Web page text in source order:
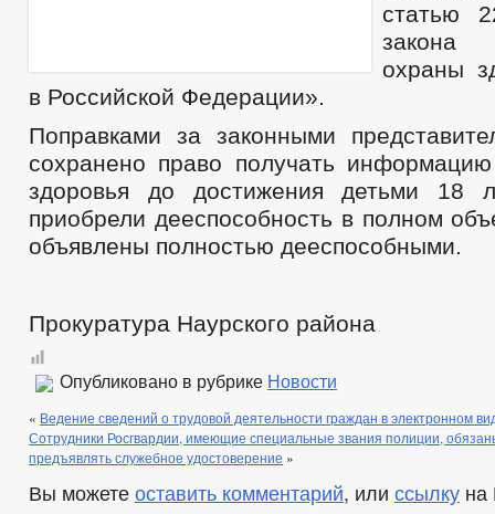
статью
закона
охраны
в Российской Федерации».
Поправками за законными
сохранено право получать
здоровья до достижения детьми 18
приобрели дееспособность в полном
объявлены полностью дееспособными.
Прокуратура Наурского района
Опубликовано в рубрике Новости
« Ведение сведений о трудовой деятельности граждан в электронном
Сотрудники Росгвардии, имеющие специальные звания полиции,
предъявлять служебное удостоверение »
Вы можете оставить комментарий, или ссылку на